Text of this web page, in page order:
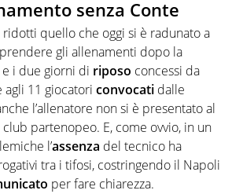
senza Conte
ridotti quello che oggi si è radunato a
gli allenamenti dopo la
e i due giorni di riposo concessi da
agli 11 giocatori convocati dalle
l’allenatore non si è presentato al
partenopeo. E, come ovvio, in un
l’assenza del tecnico ha
tra i tifosi, costringendo il Napoli
per fare chiarezza.